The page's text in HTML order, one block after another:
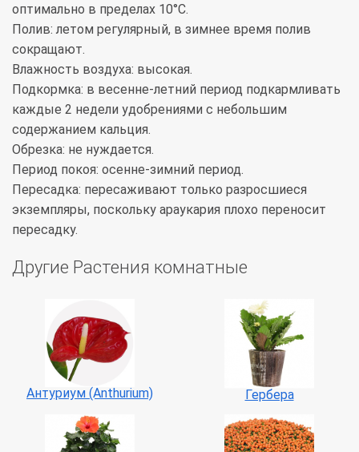
оптимально в пределах 10°С.
Полив: летом регулярный, в зимнее время полив
сокращают.
Влажность воздуха: высокая.
Подкормка: в весенне-летний период подкармливать
каждые 2 недели удобрениями с небольшим
содержанием кальция.
Обрезка: не нуждается.
Период покоя: осенне-зимний период.
Пересадка: пересаживают только разросшиеся
экземпляры, поскольку араукария плохо переносит
пересадку.
Другие Растения комнатные
Антуриум (Anthurium) Гербера